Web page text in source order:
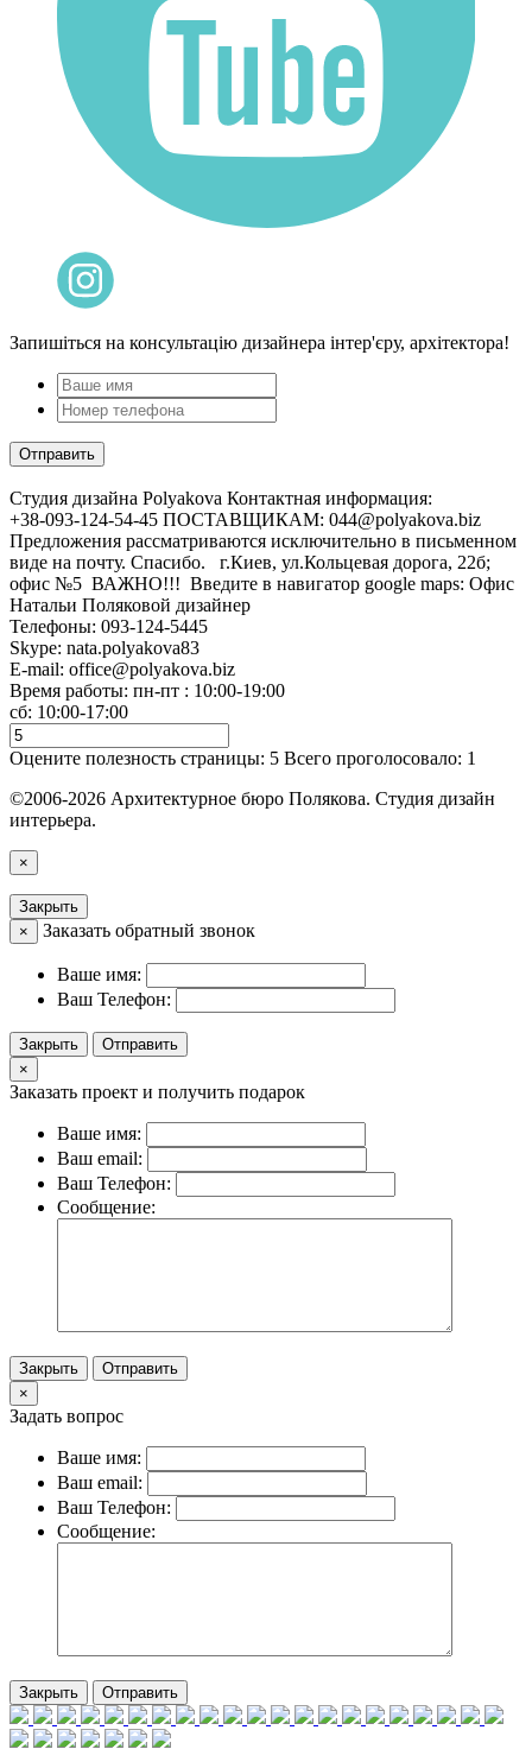
Запишіться на консультацію дизайнера інтер'єру, архітектора!
Cтудия дизайна Polyakova Контактная информация:
+38-093-124-54-45 ПОСТАВЩИКАМ: 044@polyakova.biz
Предложения рассматриваются исключительно в письменном
виде на почту. Спасибо. г.Киев, ул.Кольцевая дорога, 22б;
офис №5 ВАЖНО!!! Введите в навигатор google maps: Офис
Натальи Поляковой дизайнер
Телефоны: 093-124-5445
Skype: nata.polyakova83
E-mail: office@polyakova.biz
Время работы: пн-пт : 10:00-19:00
сб: 10:00-17:00
Оцените полезность страницы: 5 Всего проголосовало: 1
©2006-2026 Архитектурное бюро Полякова. Студия дизайн
интерьера.
×
Закрыть
×
Заказать обратный звонок
Ваше имя:
Ваш Телефон:
Закрыть
Отправить
×
Заказать проект и получить подарок
Ваше имя:
Ваш email:
Ваш Телефон:
Сообщение:
Закрыть
Отправить
×
Задать вопрос
Ваше имя:
Ваш email:
Ваш Телефон:
Сообщение:
Закрыть Отправить